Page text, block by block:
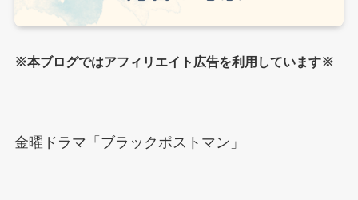
※本ブログではアフィリエイト広告を利用しています※
金曜ドラマ「ブラックポストマン」